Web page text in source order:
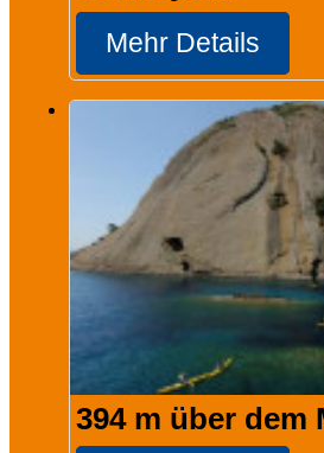
Mehr Details
394 m über dem